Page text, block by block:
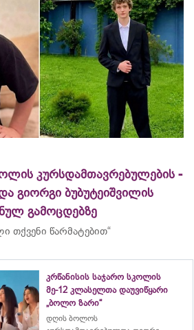
კურსდამთავრებულების -
გიორგი ბუბუტეიშვილის
გამოცდებზე
თქვენი წარმატებით“
კრწანისის საჯარო სკოლის
მე-12 კლასელთა დაუვიწყარი
„ბოლო ზარი“
დღის ბოლოს